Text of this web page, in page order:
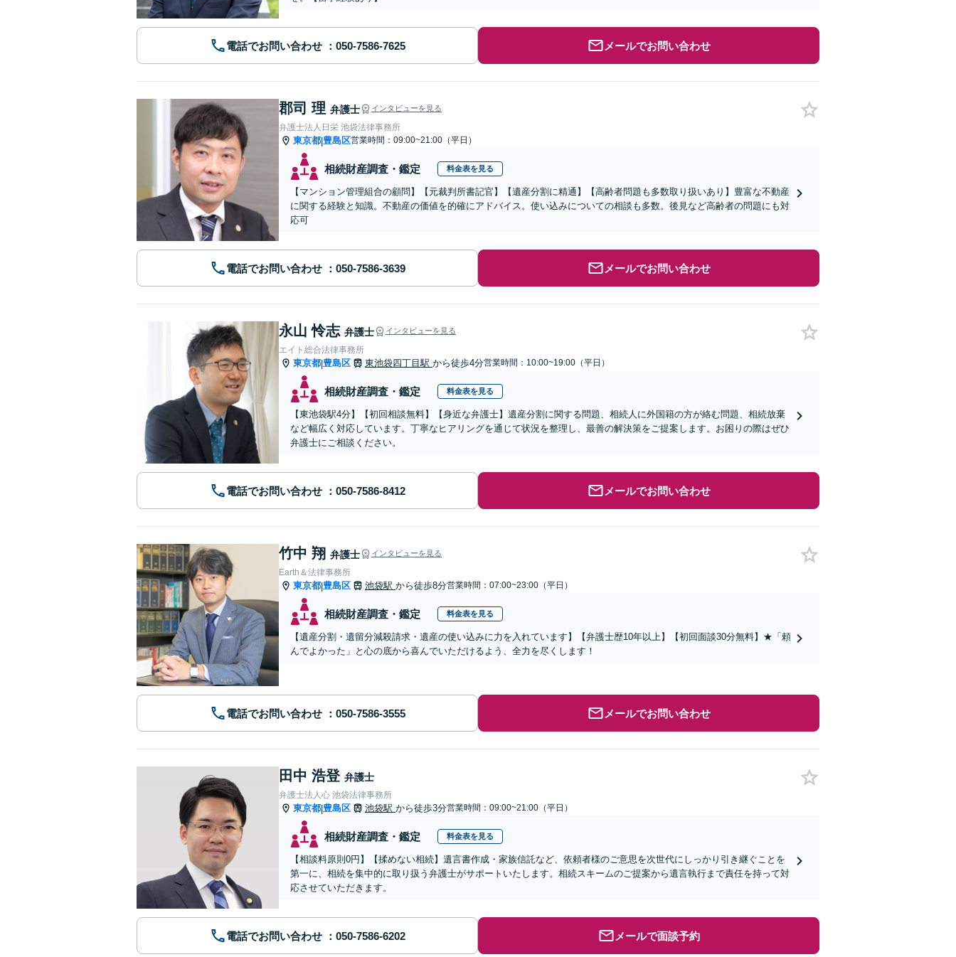
電話でお問い合わせ メールでお問い合わせ
郡司 理 弁護士 インタビューを見る
弁護士法人日栄 池袋法律事務所
東京都|豊島区営業時間：09:00~21:00（平日）
相続財産調査・鑑定 料金表を見る
【マンション管理組合の顧問】【元裁判所書記官】【遺産分割に精通】【高齢者問題も多数取り扱いあり】豊富な不動産
に関する経験と知識。不動産の価値を的確にアドバイス。使い込みについての相談も多数。後見など高齢者の問題にも対
応可
電話でお問い合わせ メールでお問い合わせ
永山 怜志 弁護士 インタビューを見る
エイト総合法律事務所
東京都|豊島区 東池袋四丁目駅 から徒歩4分営業時間：10:00~19:00（平日）
相続財産調査・鑑定 料金表を見る
【東池袋駅4分】【初回相談無料】【身近な弁護士】遺産分割に関する問題、相続人に外国籍の方が絡む問題、相続放棄
など幅広く対応しています。丁寧なヒアリングを通じて状況を整理し、最善の解決策をご提案します。お困りの際はぜひ
弁護士にご相談ください。
電話でお問い合わせ メールでお問い合わせ
竹中 翔 弁護士 インタビューを見る
Earth＆法律事務所
東京都|豊島区 池袋駅 から徒歩8分営業時間：07:00~23:00（平日）
相続財産調査・鑑定 料金表を見る
【遺産分割・遺留分減殺請求・遺産の使い込みに力を入れています】【弁護士歴10年以上】【初回面談30分無料】★「頼
んでよかった」と心の底から喜んでいただけるよう、全力を尽くします！
電話でお問い合わせ メールでお問い合わせ
田中 浩登 弁護士
弁護士法人心 池袋法律事務所
東京都|豊島区 池袋駅 から徒歩3分営業時間：09:00~21:00（平日）
相続財産調査・鑑定 料金表を見る
【相談料原則0円】【揉めない相続】遺言書作成・家族信託など、依頼者様のご意思を次世代にしっかり引き継ぐことを
第一に、相続を集中的に取り扱う弁護士がサポートいたします。相続スキームのご提案から遺言執行まで責任を持って対
応させていただきます。
電話でお問い合わせ メールで面談予約